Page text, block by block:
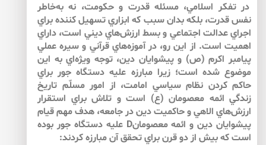
در تفكر اسلامي، مسئله قدرت و حكومت، نه به‌خاطر
نفس قدرت، بلكه بدان سبب كه ابزاري تسهيل كننده براي
اجراي عدالت اجتماعي و بسط ارزش‌هاي ديني است، داراي
اهميت است. از اين رو، در آموزه‌هاي قرآني و سيره عملي
پيامبر اكرم (ص) و پيشوايان دين، توجه ويژه‌اي به ‌اين
موضوع شده است؛ زيرا مبارزه عليه دستگاه جور براي
حاكم كردن نظام سياسي امامت، از امور مسلّم تاريخ
زندگي ائمه معصومان (ع) است و تلاش براي استقرار
ارزش‌هاي الاهي و حاكميت دين در جامعه، هدف مهم قيام
پيشوايان دين و ائمه معصومانD عليه دستگاه جور بوده
است كه بيش از دو قرن براي تحقق آن مبارزه كردند: